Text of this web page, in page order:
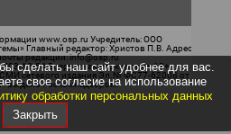
www.osp.ru Учредитель: ООО
Главный редактор: Христов П.В. Адрес
редакции: info@osp.ru
18-54 Возрастная маркировка: 12+
СМИ сетевого издания Эл.№ ФС77-62008 от
выдано Роскомнадзором.
сделать наш сайт удобнее для вас.
свое согласие на использование
обработки персональных данных
Закрыть